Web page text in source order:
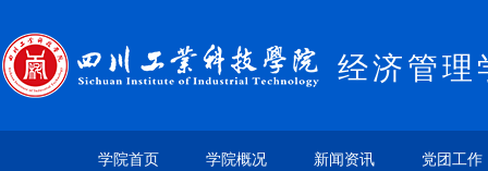
经济管理
学院首页 学院概况 新闻资讯 党团工作